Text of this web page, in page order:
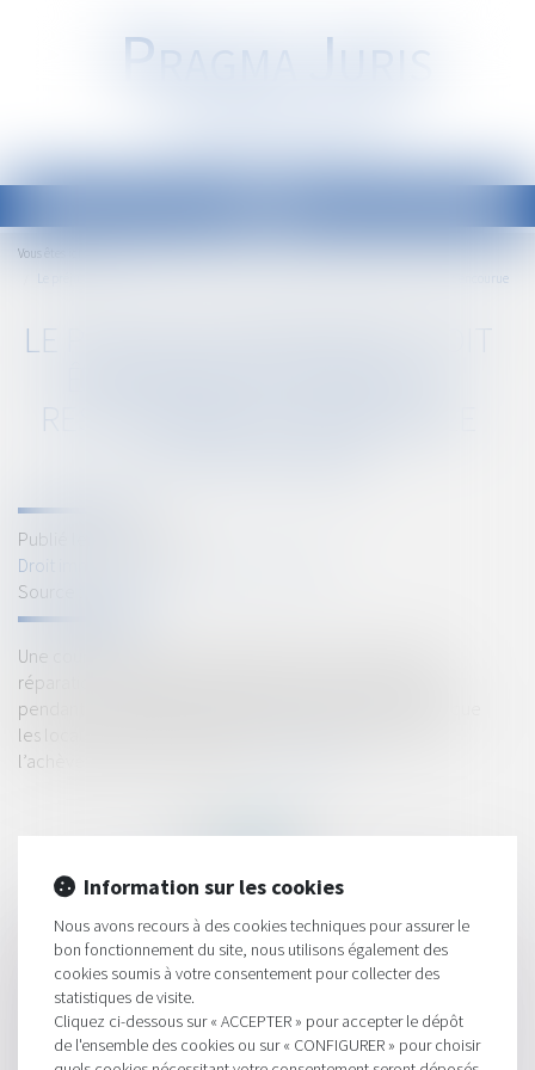
PRAGMA JURIS
Vous êtes ici :
Le préjudice immatériel doit être réparé lorsque la responsabilité décennale est encourue
LE PRÉJUDICE IMMATÉRIEL DOIT
Publié le :
Droit immobilier
Source :
Une cour d’appel ne peut pas priver la victime de toute
réparation du préjudice résultant de la perte de loyers
pendant la durée des travaux de reprise sans constater que
les locaux auraient été habitables et disponibles avant
l’achèvement de ces travaux...
HISTORIQUE
Le diagnostic amiante avant travaux n’est obligatoire qu’en cas
de démolition
Dirigeants : panorama de vos responsabilités liées à l’exercice
Information sur les cookies
Nous avons recours à des cookies techniques pour assurer le
bon fonctionnement du site, nous utilisons également des
cookies soumis à votre consentement pour collecter des
statistiques de visite.
Cliquez ci-dessous sur « ACCEPTER » pour accepter le dépôt
de l'ensemble des cookies ou sur « CONFIGURER » pour choisir